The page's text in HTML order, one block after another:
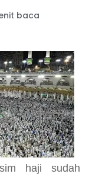
baca
haji sudah